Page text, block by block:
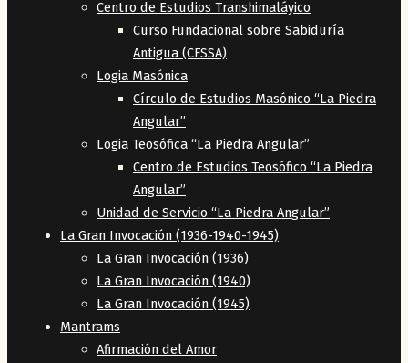
Centro de Estudios Transhimaláyico
Curso Fundacional sobre Sabiduría
Antigua (CFSSA)
Logia Masónica
Círculo de Estudios Masónico “La Piedra
Angular”
Logia Teosófica “La Piedra Angular”
Centro de Estudios Teosófico “La Piedra
Angular”
Unidad de Servicio “La Piedra Angular”
La Gran Invocación (1936-1940-1945)
La Gran Invocación (1936)
La Gran Invocación (1940)
La Gran Invocación (1945)
Mantrams
Afirmación del Amor